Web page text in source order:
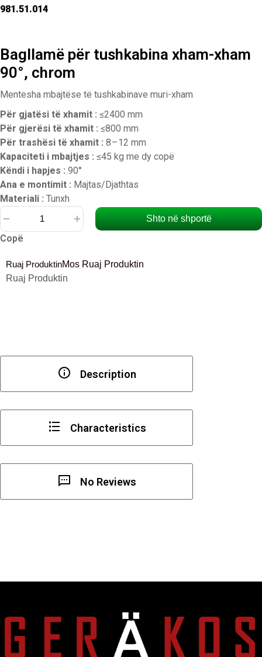
981.51.014
Bagllamë për tushkabina xham-xham
90°, chrom
Mentesha mbajtëse të tushkabinave muri-xham
Për gjatësi të xhamit : ≤2400 mm
Për gjerësi të xhamit : ≤800 mm
Për trashësi të xhamit : 8 – 12 mm
Kapaciteti i mbajtjes : ≤45 kg me dy copë
Këndi i hapjes : 90°
Ana e montimit : Majtas/Djathtas
Materiali : Tunxh
Bagllamë
tushkabina
xham-
Shto në shportë
Copë
Ruaj ProduktinMos Ruaj Produktin
Ruaj Produktin
Description
Characteristics
No Reviews